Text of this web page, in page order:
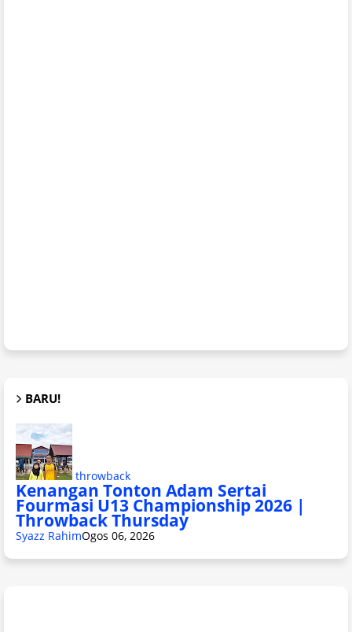
BARU!
throwback
Kenangan Tonton Adam Sertai
Fourmasi U13 Championship 2026 |
Throwback Thursday
Syazz RahimOgos 06, 2026